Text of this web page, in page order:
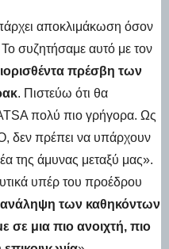
αποκλιμάκωση όσον
συζητήσαμε αυτό με τον
πρέσβη των
. Πιστεύω ότι θα
πολύ πιο γρήγορα. Ως
δεν πρέπει να υπάρχουν
της άμυνας μεταξύ μας».
υπέρ του προέδρου
ανάληψη των καθηκόντων
σε μια πιο ανοιχτή, πιο